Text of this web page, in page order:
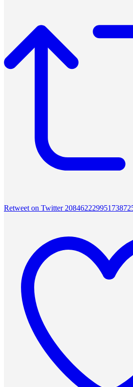
Retweet on Twitter